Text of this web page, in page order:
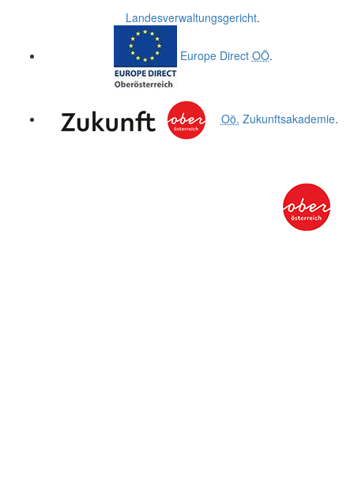
Landesverwaltungsgericht.
Europe Direct OÖ.
Oö. Zukunftsakademie.